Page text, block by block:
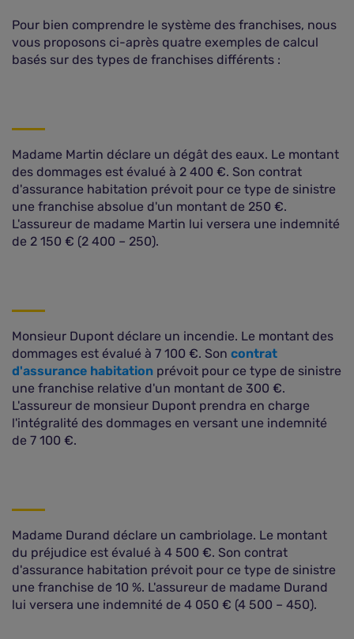
Pour bien comprendre le système des franchises, nous
vous proposons ci-après quatre exemples de calcul
basés sur des types de franchises différents :
Madame Martin déclare un dégât des eaux. Le montant
des dommages est évalué à 2 400 €. Son contrat
d'assurance habitation prévoit pour ce type de sinistre
une franchise absolue d'un montant de 250 €.
L'assureur de madame Martin lui versera une indemnité
de 2 150 € (2 400 – 250).
Monsieur Dupont déclare un incendie. Le montant des
dommages est évalué à 7 100 €. Son contrat
d'assurance habitation prévoit pour ce type de sinistre
une franchise relative d'un montant de 300 €.
L'assureur de monsieur Dupont prendra en charge
l'intégralité des dommages en versant une indemnité
de 7 100 €.
Madame Durand déclare un cambriolage. Le montant
du préjudice est évalué à 4 500 €. Son contrat
d'assurance habitation prévoit pour ce type de sinistre
une franchise de 10 %. L'assureur de madame Durand
lui versera une indemnité de 4 050 € (4 500 – 450).